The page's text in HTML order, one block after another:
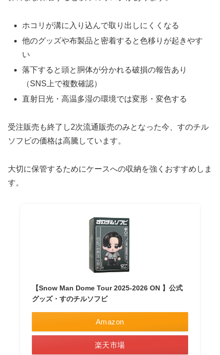
ホコリが溝に入り込んで取り出しにくくなる
他のグッズや布製品と密着すると色移りが起きやす
い
落下すると頭と胴体が分かれる破損の報告あり
（SNS上で複数確認）
直射日光・高温多湿の環境では変形・変色する
受注販売も終了し2次流通販売のみとなった今、すのチル
ソフビの価格は高騰しています。
大切に保管するためにケースへの収納を強くおすすめしま
す。
【Snow Man Dome Tour 2025-2026 ON 】公式
グッズ・すのチルソフビ
Amazon
楽天市場